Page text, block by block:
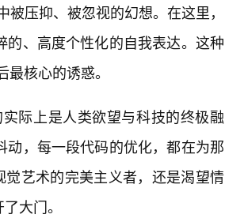
压抑、被忽视的幻想。在这里，
、高度个性化的自我表达。这种
核心的诱惑。
际上是人类欲望与科技的终极融
，每一段代码的优化，都在为那
觉艺术的完美主义者，还是渴望情
大门。